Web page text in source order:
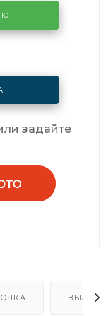
задайте
ВЫЗОВ